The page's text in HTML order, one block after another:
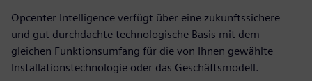
Opcenter Intelligence verfügt über eine zukunftssichere
und gut durchdachte technologische Basis mit dem
gleichen Funktionsumfang für die von Ihnen gewählte
Installationstechnologie oder das Geschäftsmodell.